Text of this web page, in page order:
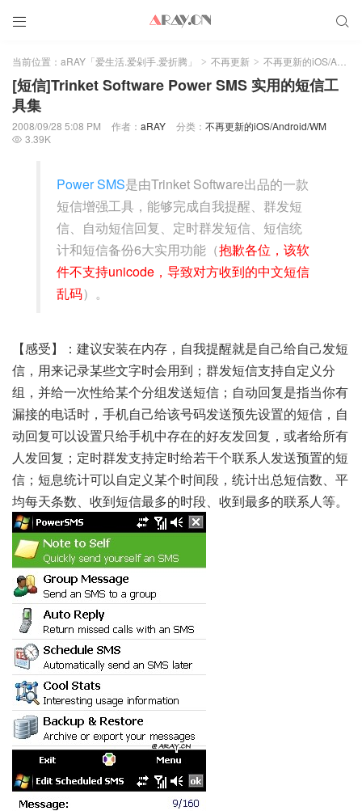
 
当前位置： aRAY「爱生活.爱剁手.爱折腾」 > 不再更新 > 不再更新的iOS/Android/WM
[短信]Trinket Software Power SMS 实用的短信工
具集
2008/09/28 5:08 PM 作者： aRAY 分类： 不再更新的iOS/Android/WM
 3.39K
Power SMS是由Trinket Software出品的一款
短信增强工具，能够完成自我提醒、群发短
信、自动短信回复、定时群发短信、短信统
计和短信备份6大实用功能（抱歉各位，该软
件不支持unicode，导致对方收到的中文短信
乱码）。
【感受】：建议安装在内存，自我提醒就是自己给自己发短
信，用来记录某些文字时会用到；群发短信支持自定义分
组，并给一次性给某个分组发送短信；自动回复是指当你有
漏接的电话时，手机自己给该号码发送预先设置的短信，自
动回复可以设置只给手机中存在的好友发回复，或者给所有
人发回复；定时群发支持定时给若干个联系人发送预置的短
信；短息统计可以自定义某个时间段，统计出总短信数、平
均每天条数、收到短信最多的时段、收到最多的联系人等。